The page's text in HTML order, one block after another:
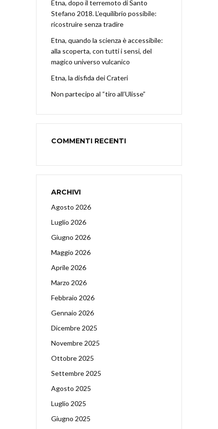
Etna, dopo il terremoto di Santo
Stefano 2018. L’equilibrio possibile:
ricostruire senza tradire
Etna, quando la scienza è accessibile:
alla scoperta, con tutti i sensi, del
magico universo vulcanico
Etna, la disfida dei Crateri
Non partecipo al “tiro all’Ulisse”
COMMENTI RECENTI
ARCHIVI
Agosto 2026
Luglio 2026
Giugno 2026
Maggio 2026
Aprile 2026
Marzo 2026
Febbraio 2026
Gennaio 2026
Dicembre 2025
Novembre 2025
Ottobre 2025
Settembre 2025
Agosto 2025
Luglio 2025
Giugno 2025